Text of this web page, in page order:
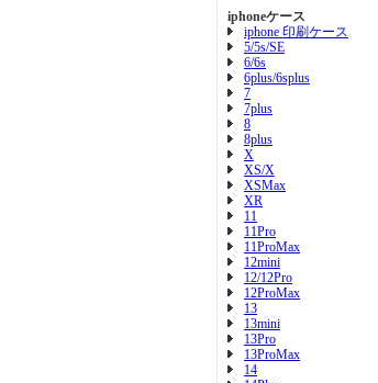
iphoneケース
iphone 印刷ケース
5/5s/SE
6/6s
6plus/6splus
7
7plus
8
8plus
X
XS/X
XSMax
XR
11
11Pro
11ProMax
12mini
12/12Pro
12ProMax
13
13mini
13Pro
13ProMax
14